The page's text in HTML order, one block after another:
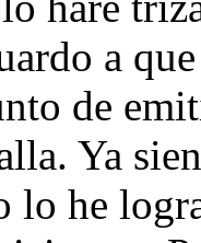
a
de
Ya
lo he